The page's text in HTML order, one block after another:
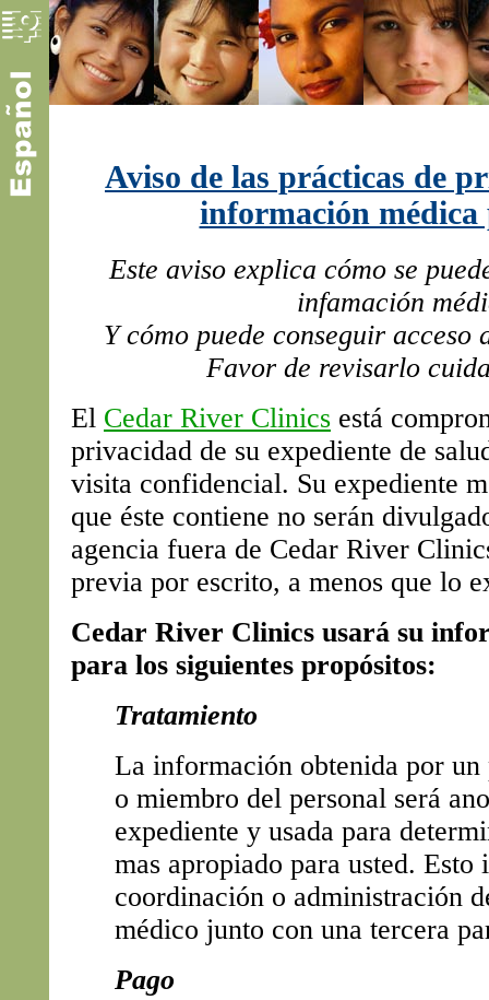
Aviso de las prácticas de
información médica
Este aviso explica cómo se
infamación
Y cómo puede conseguir
Favor de revisarlo
El Cedar River Clinics está
privacidad de su expediente de
visita confidencial. Su expediente
que éste contiene no serán
agencia fuera de Cedar River
previa por escrito, a menos que lo
Cedar River Clinics usará su
para los siguientes propósitos:
Tratamiento
La información obtenida por un
o miembro del personal será
expediente y usada para
mas apropiado para usted. Esto
coordinación o administración
médico junto con una tercera
Pago